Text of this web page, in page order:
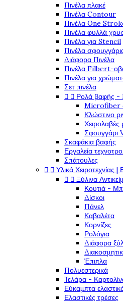
Πινέλα πλακέ
Πινέλα Contour
Πινέλα One
Πινέλα φυλλά
Πινέλα για Stencil
Πινέλα
Διάφορα Πινέλα
Πινέλα Filbert-
Πινέλα για
Σετ πινέλα
  Ρολά βαφής -
Microfiber
Κλώστινο
Σφουγγάρι
Σκαφάκια βαφής
Εργαλεία
Σπάτουλες
  Υλικά Χειροτεχνίας
  Ξύλινα
Κουτιά -
Δίσκοι
Πάνελ
Καβαλέτα
Κορνίζες
Ρολόγια
Διάφορα
Έπιπλα
Πολυεστερικά
Τελάρα -
Εύκαμπτα
Ελαστικές τρέσες